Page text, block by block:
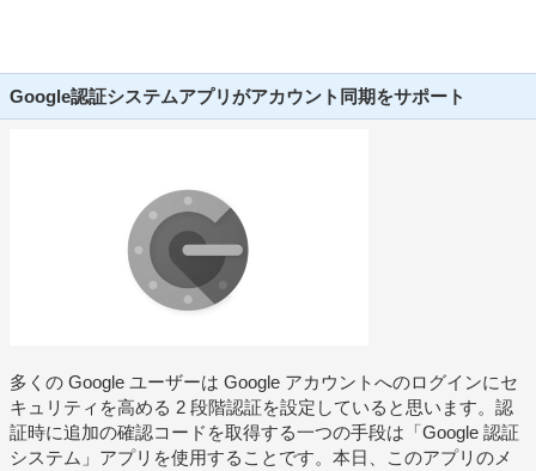
Google認証システムアプリがアカウント同期をサポート
多くの Google ユーザーは Google アカウントへのログインにセ
キュリティを高める 2 段階認証を設定していると思います。認
証時に追加の確認コードを取得する一つの手段は「Google 認証
システム」アプリを使用することです。本日、このアプリのメ